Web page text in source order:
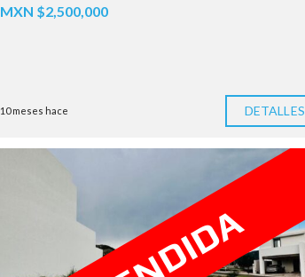
MXN $2,500,000
10 meses hace DETALLES